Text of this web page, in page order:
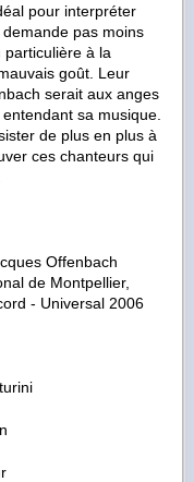
pour interpréter
pas moins
à la
goût. Leur
serait aux anges
sa musique.
de plus en plus à
ces chanteurs qui
Offenbach
de Montpellier,
- Universal 2006